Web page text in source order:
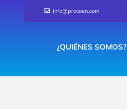
info@procoen.com
¿QUIÉNES SOMOS?